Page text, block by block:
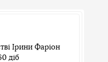
Ірини Фаріон
діб